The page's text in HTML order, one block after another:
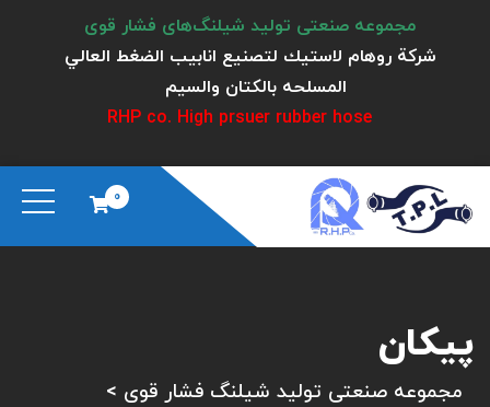
مجموعه صنعتی تولید شیلنگ‌های فشار قوی
شركة روهام لاستيك لتصنيع انابيب الضغط العالي
المسلحه بالكتان والسيم
RHP co. High prsuer rubber hose
0
پیکان
مجموعه صنعتی تولید شیلنگ فشار قوی >